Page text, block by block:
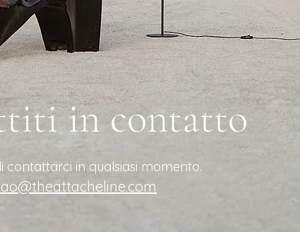
in contatto
contattarci in qualsiasi momento.